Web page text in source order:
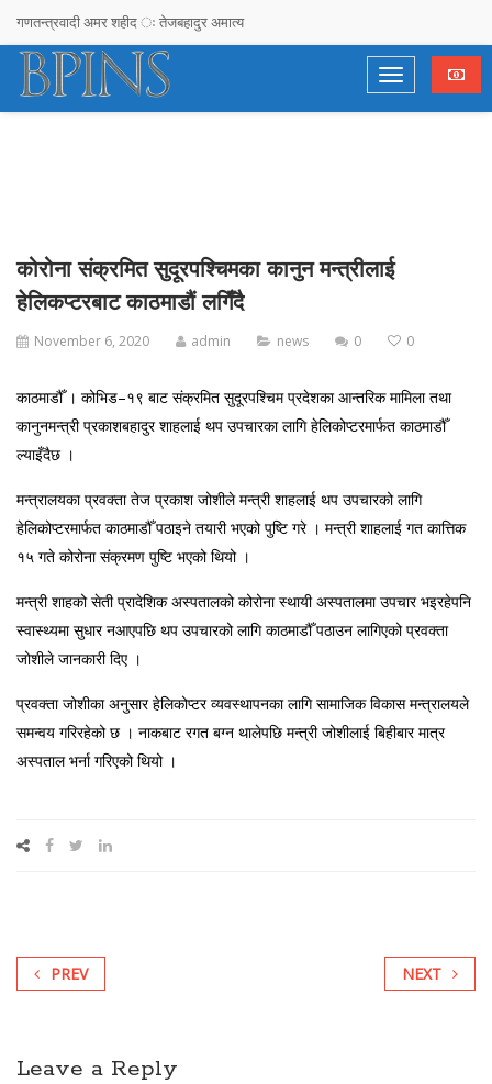
गणतन्त्रवादी अमर शहीद ः तेजबहादुर अमात्य
सरकारलाई ओलीको चेतावनी : दोषी उम्काउने र निर्दोष फसाउने प्रयास नगर्दा हुन्छ
देश, दल र दलदल !
Stupidimundos Homosapius
सम्पन्न,
स्व .लक्ष्मण सिंह थापा प्रति वीपी विचार राष्ट्रिय समाजबाट हार्दिक श्रद्धाञ्जली
कोरोना संक्रमित सुदूरपश्चिमका कानुन मन्त्रीलाई
हेलिकप्टरबाट काठमाडौं लगिँदै
November 6, 2020 admin news 0 0
काठमाडौँ । कोभिड–१९ बाट संक्रमित सुदूरपश्चिम प्रदेशका आन्तरिक मामिला तथा
कानुनमन्त्री प्रकाशबहादुर शाहलाई थप उपचारका लागि हेलिकोप्टरमार्फत काठमाडौँ
ल्याइँदैछ ।
मन्त्रालयका प्रवक्ता तेज प्रकाश जोशीले मन्त्री शाहलाई थप उपचारको लागि
हेलिकोप्टरमार्फत काठमाडौँ पठाइने तयारी भएको पुष्टि गरे । मन्त्री शाहलाई गत कात्तिक
१५ गते कोरोना संक्रमण पुष्टि भएको थियो ।
मन्त्री शाहको सेती प्रादेशिक अस्पतालको कोरोना स्थायी अस्पतालमा उपचार भइरहेपनि
स्वास्थ्यमा सुधार नआएपछि थप उपचारको लागि काठमाडौँ पठाउन लागिएको प्रवक्ता
जोशीले जानकारी दिए ।
प्रवक्ता जोशीका अनुसार हेलिकोप्टर व्यवस्थापनका लागि सामाजिक विकास मन्त्रालयले
समन्वय गरिरहेको छ । नाकबाट रगत बग्न थालेपछि मन्त्री जोशीलाई बिहीबार मात्र
अस्पताल भर्ना गरिएको थियो ।
PREV NEXT
Leave a Reply